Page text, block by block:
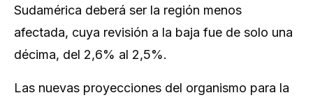
Sudamérica deberá ser la región menos
afectada, cuya revisión a la baja fue de solo una
décima, del 2,6% al 2,5%.
Las nuevas proyecciones del organismo para la